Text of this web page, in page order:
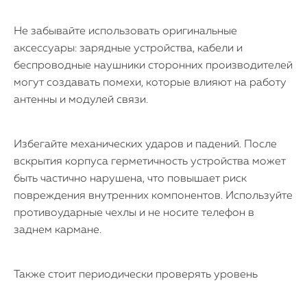
Не забывайте использовать оригинальные
аксессуары: зарядные устройства, кабели и
беспроводные наушники сторонних производителей
могут создавать помехи, которые влияют на работу
антенны и модулей связи.
Избегайте механических ударов и падений. После
вскрытия корпуса герметичность устройства может
быть частично нарушена, что повышает риск
повреждения внутренних компонентов. Используйте
противоударные чехлы и не носите телефон в
заднем кармане.
Также стоит периодически проверять уровень